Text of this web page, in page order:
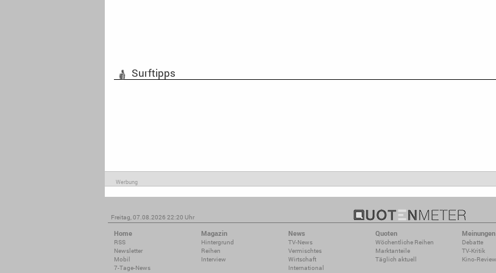
Surftipps
Werbung
Freitag, 07.08.2026 22:20 Uhr
Home
RSS
Newsletter
Mobil
7-Tage-News
Magazin
Hintergrund
Reihen
Interview
News
TV-News
Vermischtes
Wirtschaft
International
Quoten
Wöchentliche Reihen
Marktanteile
Täglich aktuell
Meinungen
Debatte
TV-Kritik
Kino-